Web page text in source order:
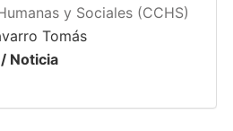
y Sociales (CCHS)
Tomás
Noticia